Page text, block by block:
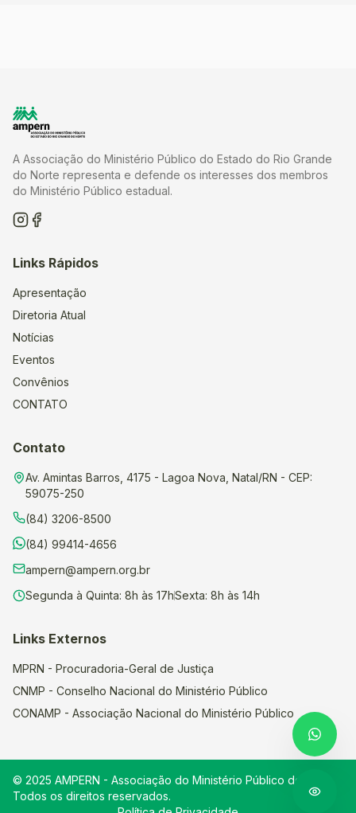
A Associação do Ministério Público do Estado do Rio Grande
do Norte representa e defende os interesses dos membros
do Ministério Público estadual.
Links Rápidos
Apresentação
Diretoria Atual
Notícias
Eventos
Convênios
CONTATO
Contato
Av. Amintas Barros 4175 - Lagoa Nova Natal/RN - CEP:
59075-250
(84) 3206-8500
(84) 99414-4656
ampern@ampern.org.br
Segunda à Quinta: 8h às 17hSexta: 8h às 14h
Links Externos
MPRN - Procuradoria-Geral de Justiça
CNMP - Conselho Nacional do Ministério Público
CONAMP - Associação Nacional do Ministério Público
© 2025 AMPERN - Associação do Ministério Público do RN.
Todos os direitos reservados.